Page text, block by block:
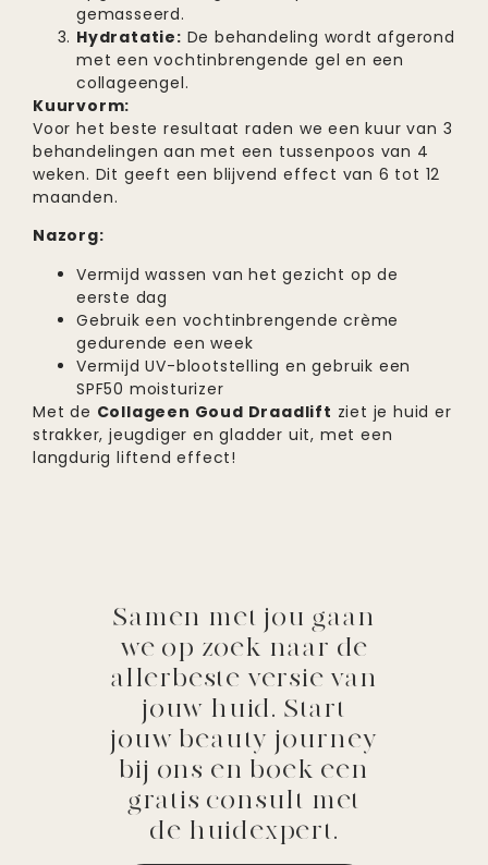
gemasseerd.
Hydratatie: De behandeling wordt afgerond
met een vochtinbrengende gel en een
collageengel.
Kuurvorm:
Voor het beste resultaat raden we een kuur van 3
behandelingen aan met een tussenpoos van 4
weken. Dit geeft een blijvend effect van 6 tot 12
maanden.
Nazorg:
Vermijd wassen van het gezicht op de
eerste dag
Gebruik een vochtinbrengende crème
gedurende een week
Vermijd UV-blootstelling en gebruik een
SPF50 moisturizer
Met de Collageen Goud Draadlift ziet je huid er
strakker, jeugdiger en gladder uit, met een
langdurig liftend effect!
Samen met jou gaan
we op zoek naar de
allerbeste versie van
jouw huid. Start
jouw beauty journey
bij ons en boek een
gratis consult met
de huidexpert.